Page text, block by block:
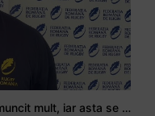
Stejarul Logan Weidner: Echipa a muncit mult, iar asta se va vedea în meciurile de la Nations Cup